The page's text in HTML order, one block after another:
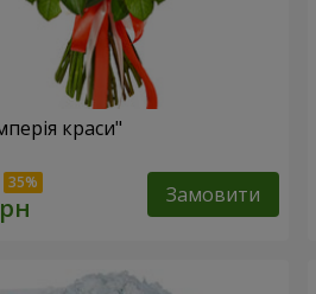
краси"
Замовити